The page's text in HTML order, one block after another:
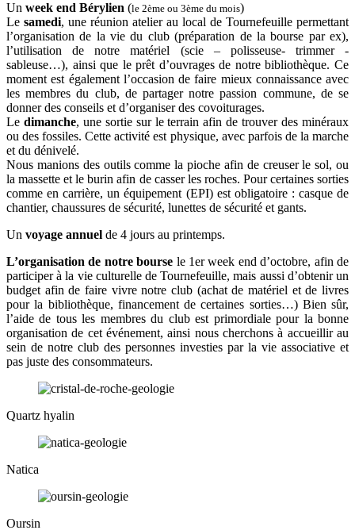
Un week end Bérylien (le 2ème ou 3ème du mois)
Le samedi, une réunion atelier au local de Tournefeuille permettant
l’organisation de la vie du club (préparation de la bourse par ex),
l’utilisation de notre matériel (scie – polisseuse- trimmer -
sableuse…), ainsi que le prêt d’ouvrages de notre bibliothèque. Ce
moment est également l’occasion de faire mieux connaissance avec
les membres du club, de partager notre passion commune, de se
donner des conseils et d’organiser des covoiturages.
Le dimanche, une sortie sur le terrain afin de trouver des minéraux
ou des fossiles. Cette activité est physique, avec parfois de la marche
et du dénivelé.
Nous manions des outils comme la pioche afin de creuser le sol, ou
la massette et le burin afin de casser les roches. Pour certaines sorties
comme en carrière, un équipement (EPI) est obligatoire : casque de
chantier, chaussures de sécurité, lunettes de sécurité et gants.
Un voyage annuel de 4 jours au printemps.
L’organisation de notre bourse le 1er week end d’octobre, afin de
participer à la vie culturelle de Tournefeuille, mais aussi d’obtenir un
budget afin de faire vivre notre club (achat de matériel et de livres
pour la bibliothèque, financement de certaines sorties…) Bien sûr,
l’aide de tous les membres du club est primordiale pour la bonne
organisation de cet événement, ainsi nous cherchons à accueillir au
sein de notre club des personnes investies par la vie associative et
pas juste des consommateurs.
Quartz hyalin
Natica
Oursin